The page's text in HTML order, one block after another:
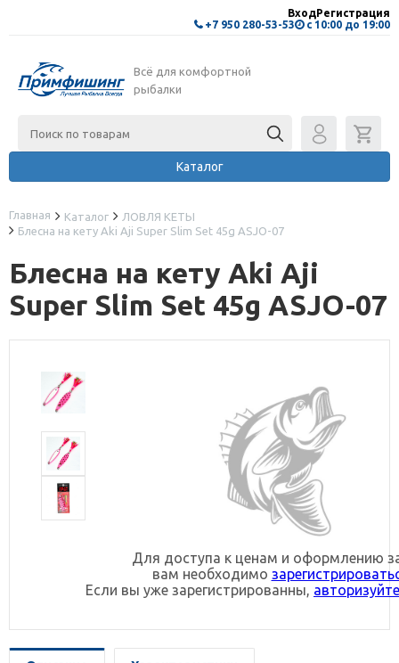
+7 950 280-53-53 с 10:00 до 19:00
ВходРегистрация
Всё для комфортной
рыбалки
Каталог
Главная Каталог
ЛОВЛЯ КЕТЫ
Блесна на кету Aki Aji Super Slim Set 45g ASJO-07
Блесна на кету Aki Aji
Super Slim Set 45g ASJO-07
Для доступа к ценам и оформлению
вам необходимо
Если вы уже зарегистрированны,